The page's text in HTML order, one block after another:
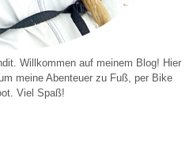
Willkommen auf meinem Blog! Hier
meine Abenteuer zu Fuß, per Bike
Viel Spaß!